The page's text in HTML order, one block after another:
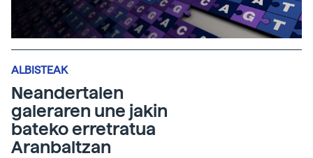
ALBISTEAK
Neandertalen
galeraren une jakin
bateko erretratua
Aranbaltzan